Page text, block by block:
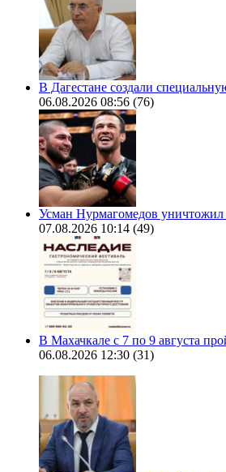
В Дагестане создали
06.08.2026 08:56 (76)
Усман Нурмагомедов
07.08.2026 10:14 (49)
В Махачкале с 7 по 9 августа
06.08.2026 12:30 (31)